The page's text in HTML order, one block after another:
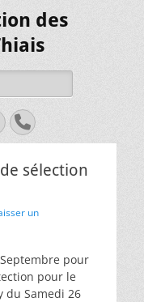
des
Tél
sélection
un
pour
pour le
du Samedi 26